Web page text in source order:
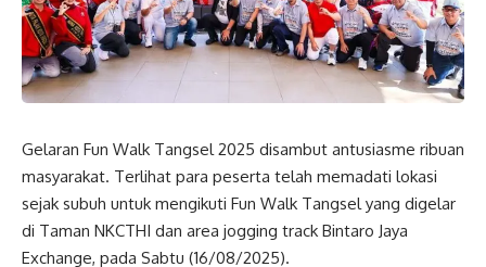
Gelaran Fun Walk Tangsel 2025 disambut antusiasme ribuan
masyarakat. Terlihat para peserta telah memadati lokasi
sejak subuh untuk mengikuti Fun Walk Tangsel yang digelar
di Taman NKCTHI dan area jogging track Bintaro Jaya
Exchange, pada Sabtu (16/08/2025).